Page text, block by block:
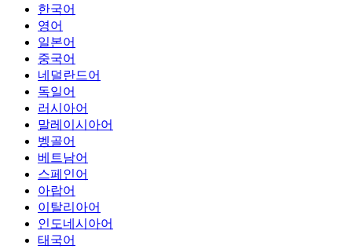
한국어
영어
일본어
중국어
네덜란드어
독일어
러시아어
말레이시아어
벵골어
베트남어
스페인어
아랍어
이탈리아어
인도네시아어
태국어